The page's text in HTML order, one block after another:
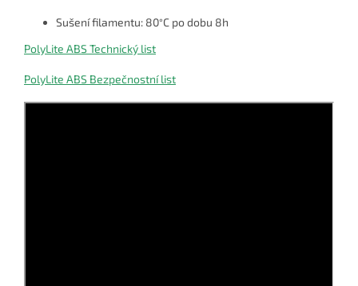
Sušení filamentu: 80°C po dobu 8h
PolyLite ABS Technický list
PolyLite ABS Bezpečnostní list